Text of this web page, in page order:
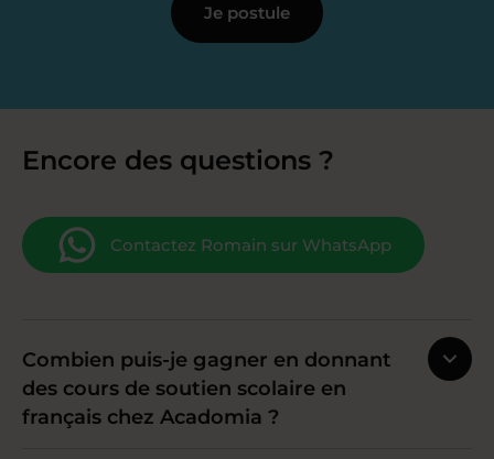
Je postule
Encore des questions ?
Contactez Romain sur WhatsApp
Combien puis-je gagner en donnant
des cours de soutien scolaire en
français chez Acadomia ?